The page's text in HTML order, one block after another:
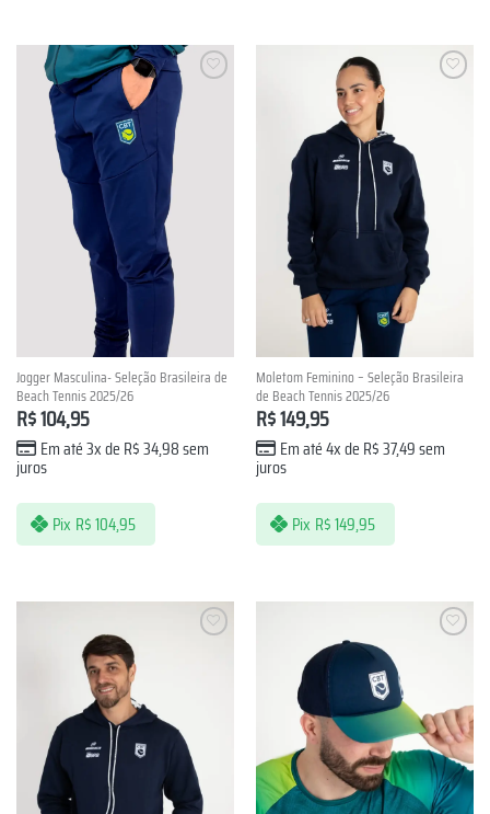
Jogger Masculina- Seleção Brasileira de
Beach Tennis 2025/26
R$104,95
Em até 3x de R$34,98sem
juros
Pix R$104,95
Moletom Feminino – Seleção Brasileira
de Beach Tennis 2025/26
R$149,95
Em até 4x de R$37,49sem
juros
Pix R$149,95